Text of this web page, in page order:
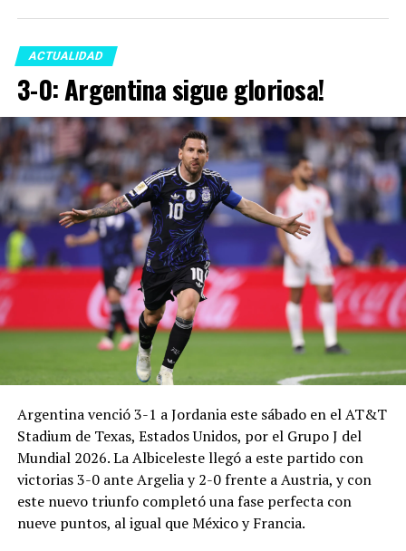
ACTUALIDAD
3-0: Argentina sigue gloriosa!
Argentina venció 3-1 a Jordania este sábado en el AT&T
Stadium de Texas, Estados Unidos, por el Grupo J del
Mundial 2026. La Albiceleste llegó a este partido con
victorias 3-0 ante Argelia y 2-0 frente a Austria, y con
este nuevo triunfo completó una fase perfecta con
nueve puntos, al igual que México y Francia.